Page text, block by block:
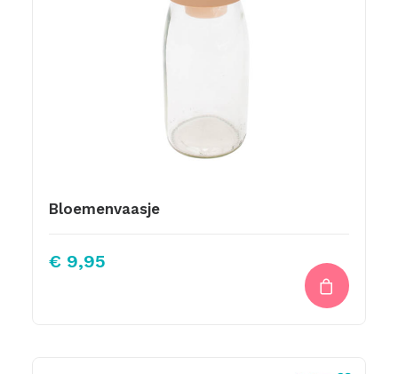
Bloemenvaasje
€ 9,95